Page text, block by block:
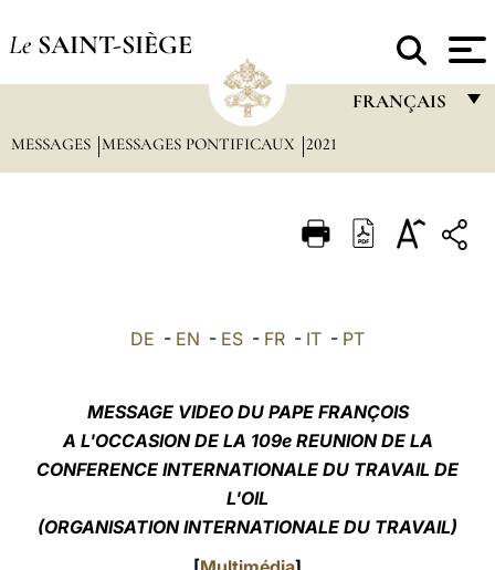
Le SAINT-SIÈGE
FRANÇAIS
ITALIANO
POLSKI
العربيّة
LATINE
MESSAGES MESSAGES PONTIFICAUX 2021
DE - EN - ES - FR - IT - PT
MESSAGE VIDEO DU PAPE FRANÇOIS
A L'OCCASION DE LA 109e REUNION DE LA
CONFERENCE INTERNATIONALE DU TRAVAIL DE
L'OIL
(ORGANISATION INTERNATIONALE DU TRAVAIL)